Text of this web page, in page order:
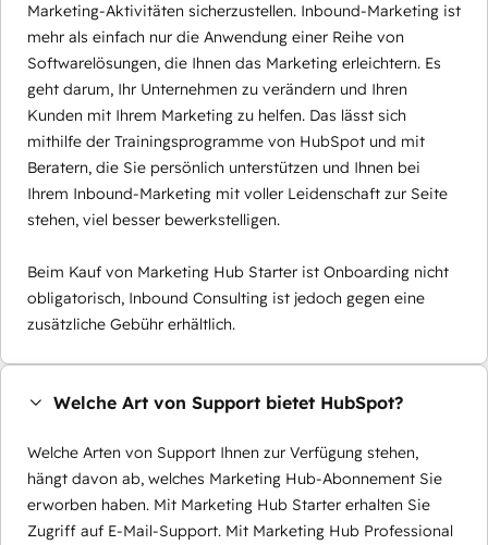
Marketing-Aktivitäten sicherzustellen. Inbound-Marketing ist
mehr als einfach nur die Anwendung einer Reihe von
Softwarelösungen, die Ihnen das Marketing erleichtern. Es
geht darum, Ihr Unternehmen zu verändern und Ihren
Kunden mit Ihrem Marketing zu helfen. Das lässt sich
mithilfe der Trainingsprogramme von HubSpot und mit
Beratern, die Sie persönlich unterstützen und Ihnen bei
Ihrem Inbound-Marketing mit voller Leidenschaft zur Seite
stehen, viel besser bewerkstelligen.
Beim Kauf von Marketing Hub Starter ist Onboarding nicht
obligatorisch, Inbound Consulting ist jedoch gegen eine
zusätzliche Gebühr erhältlich.
Welche Art von Support bietet HubSpot?
Welche Arten von Support Ihnen zur Verfügung stehen,
hängt davon ab, welches Marketing Hub-Abonnement Sie
erworben haben. Mit Marketing Hub Starter erhalten Sie
Zugriff auf E-Mail-Support. Mit Marketing Hub Professional